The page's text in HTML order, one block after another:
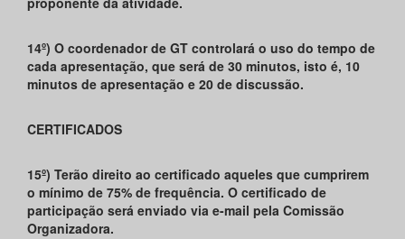
14º) O coordenador de GT controlará o uso do tempo de
cada apresentação, que será de 30 minutos, isto é, 10
minutos de apresentação e 20 de discussão.
CERTIFICADOS
15º) Terão direito ao certificado aqueles que cumprirem
o mínimo de 75% de frequência. O certificado de
participação será enviado via e-mail pela Comissão
Organizadora.